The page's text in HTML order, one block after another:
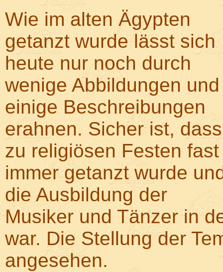
Wie im alten Ägypten
getanzt wurde lässt sich
heute nur noch durch
wenige Abbildungen und
einige Beschreibungen
erahnen. Sicher ist, dass
zu religiösen Festen fast
immer getanzt wurde
die Ausbildung der
Musiker und Tänzer in
war. Die Stellung der
angesehen.